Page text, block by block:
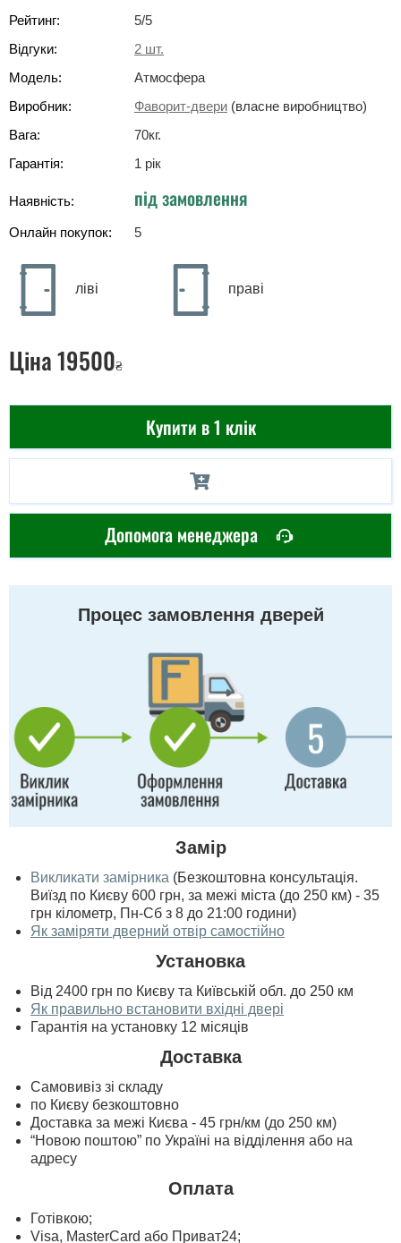
Рейтинг:
5/5
Відгуки:
2 шт.
Модель:
Атмосфера
Виробник:
Фаворит-двери (власне виробництво)
Вага:
70кг.
Гарантія:
1 рік
Наявність: під замовлення
Онлайн покупок: 5
ліві праві
Ціна19500₴
Купити в 1 клік
Допомога менеджера
Процес замовлення дверей
Замір
Викликати замірника (Безкоштовна консультація.
Виїзд по Києву 600 грн, за межі міста (до 250 км) - 35
грн кілометр, Пн-Сб з 8 до 21:00 години)
Як заміряти дверний отвір самостійно
Установка
Від 2400 грн по Києву та Київській обл. до 250 км
Як правильно встановити вхідні двері
Гарантія на установку 12 місяців
Доставка
Самовивіз зі складу
по Києву безкоштовно
Доставка за межі Києва - 45 грн/км (до 250 км)
“Новою поштою” по Україні на відділення або на
адресу
Оплата
Готівкою;
Visa, MasterСard або Приват24;